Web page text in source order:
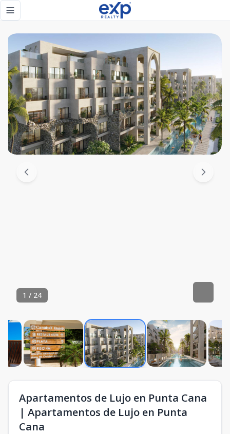
Toggle navigation menu
1 / 24
Apartamentos de Lujo en Punta Cana
| Apartamentos de Lujo en Punta
Cana
Apartamentos de Lujo en Punta Cana | Apartamentos de